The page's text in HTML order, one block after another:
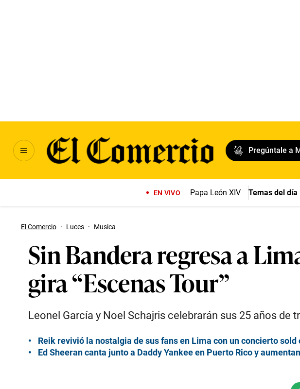
Pregúntale a
EN VIVO Papa León XIV Temas del día
El Comercio · Luces · Musica
Sin Bandera regresa a
gira “Escenas Tour”
Leonel García y Noel Schajris celebrarán sus 25 años
Reik revivió la nostalgia de sus fans en Lima con un concierto sold
Ed Sheeran canta junto a Daddy Yankee en Puerto Rico y